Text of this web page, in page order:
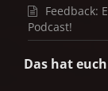
Feedback:
Podcast!
Das hat